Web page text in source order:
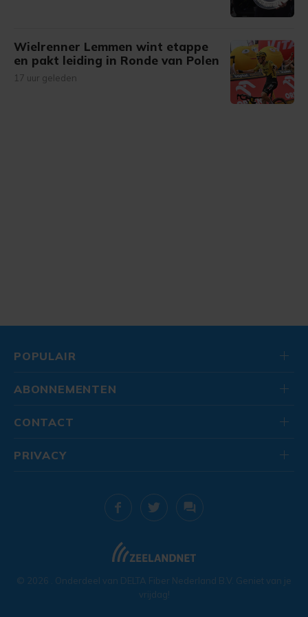
Wielrenner Lemmen wint etappe
en pakt leiding in Ronde van Polen
17 uur geleden
POPULAIR
ABONNEMENTEN
CONTACT
© 2026 . Onderdeel van DELTA Fiber Nederland B.V. Geniet van je
vrijdag!
PRIVACY